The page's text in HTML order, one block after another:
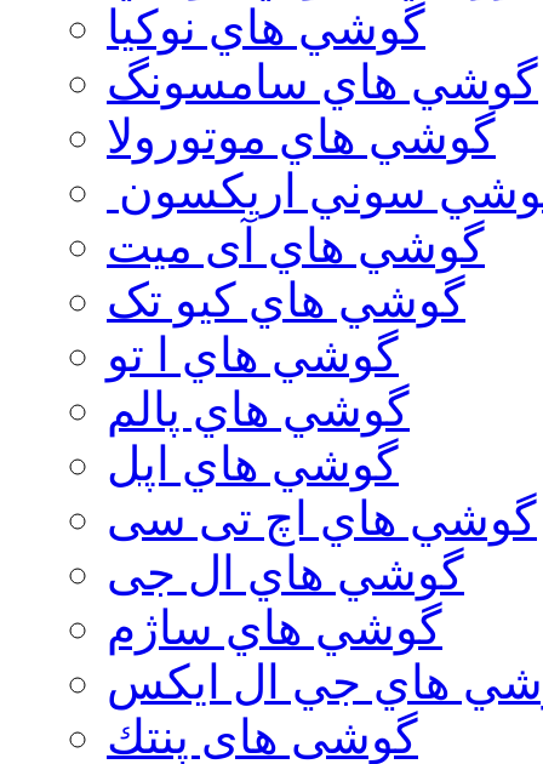
گوشي هاي نوكيا
گوشي هاي سامسونگ
گوشي هاي موتورولا
سوني اريكسون
گوشي هاي آی میت
گوشي هاي کیو تک
گوشي هاي ا تو
گوشي هاي پالم
گوشي هاي اپل
گوشي هاي اچ تی سی
گوشي هاي ال جی
گوشي هاي ساژم
هاي جي ال ايكس
گوشی های پنتك